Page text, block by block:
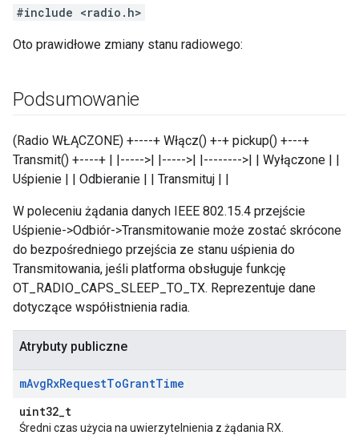
#include <radio.h>
Oto prawidłowe zmiany stanu radiowego:
Podsumowanie
(Radio WŁĄCZONE) +----+ Włącz() +-+ pickup() +---+
Transmit() +----+ | |----->| |----->| |-------->| | Wyłączone | |
Uśpienie | | Odbieranie | | Transmituj | |
W poleceniu żądania danych IEEE 802.15.4 przejście
Uśpienie->Odbiór->Transmitowanie może zostać skrócone
do bezpośredniego przejścia ze stanu uśpienia do
Transmitowania, jeśli platforma obsługuje funkcję
OT_RADIO_CAPS_SLEEP_TO_TX. Reprezentuje dane
dotyczące współistnienia radia.
Atrybuty publiczne
mAvgRxRequestToGrantTime
uint32_t
Średni czas użycia na uwierzytelnienia z żądania RX.